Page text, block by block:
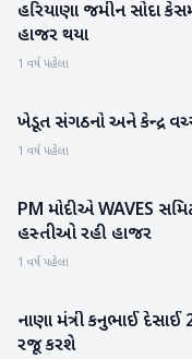
રાષ્ટ્રીય
હરિયાણા જમીન સોદા
હાજર થયા
1 વર્ષ પહેલા
રાષ્ટ્રીય
ખેડૂત સંગઠનો અને કેન્દ્ર
1 વર્ષ પહેલા
રાષ્ટ્રીય
PM મોદીએ WAVES
હસ્તીઓ રહી હાજર
1 વર્ષ પહેલા
ગુજરાત
નાણા મંત્રી કનુભાઈ
રજૂ કરશે